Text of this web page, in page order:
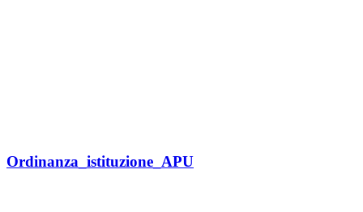
Ordinanza_istituzione_APU